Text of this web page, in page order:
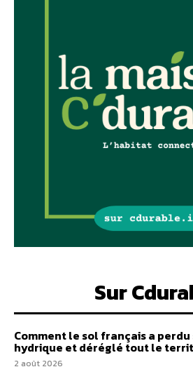
Sur
Comment le sol français a perdu
hydrique et déréglé tout le
2 août 2026